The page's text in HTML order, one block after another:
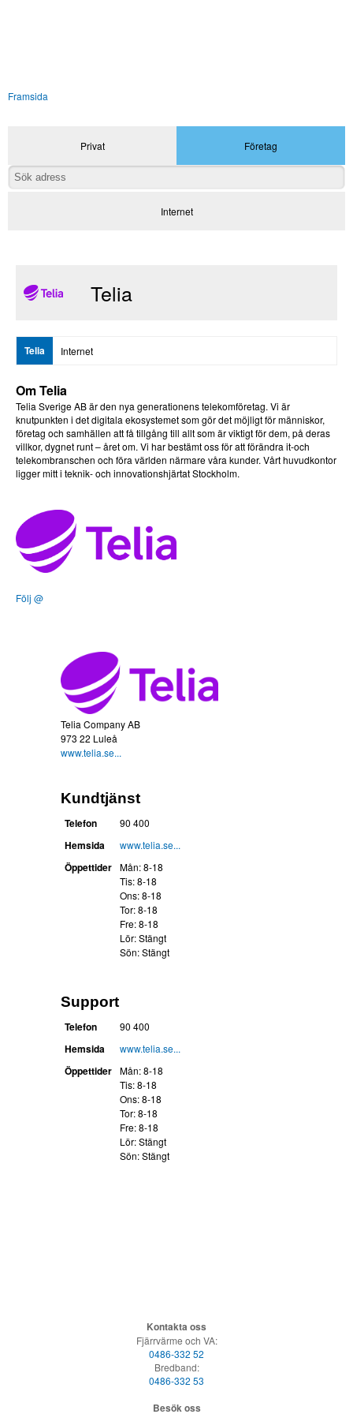
Framsida
Privat Företag
Internet
Telia
Telia Internet
Om Telia
Telia Sverige AB är den nya generationens telekomföretag. Vi är
knutpunkten i det digitala ekosystemet som gör det möjligt för människor,
företag och samhällen att få tillgång till allt som är viktigt för dem, på deras
villkor, dygnet runt – året om. Vi har bestämt oss för att förändra it-och
telekombranschen och föra världen närmare våra kunder. Vårt huvudkontor
ligger mitt i teknik- och innovationshjärtat Stockholm.
Följ @
Telia Company AB
973 22 Luleå
www.telia.se...
Kundtjänst
Telefon 90 400
Hemsida www.telia.se...
Öppettider
Mån: 8-18
Tis: 8-18
Ons: 8-18
Tor: 8-18
Fre: 8-18
Lör: Stängt
Sön: Stängt
Support
Telefon 90 400
Hemsida www.telia.se...
Öppettider
Mån: 8-18
Tis: 8-18
Ons: 8-18
Tor: 8-18
Fre: 8-18
Lör: Stängt
Sön: Stängt
Kontakta oss
Fjärrvärme och VA:
0486-332 52
Bredband:
0486-332 53
Besök oss